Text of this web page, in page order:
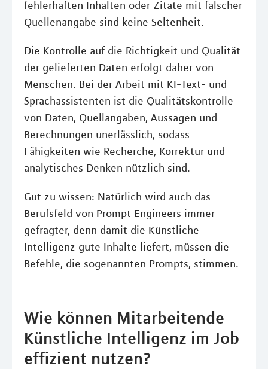
fehlerhaften Inhalten oder Zitate mit falscher
Quellenangabe sind keine Seltenheit.
Die Kontrolle auf die Richtigkeit und Qualität
der gelieferten Daten erfolgt daher von
Menschen. Bei der Arbeit mit KI-Text- und
Sprachassistenten ist die Qualitätskontrolle
von Daten, Quellangaben, Aussagen und
Berechnungen unerlässlich, sodass
Fähigkeiten wie Recherche, Korrektur und
analytisches Denken nützlich sind.
Gut zu wissen: Natürlich wird auch das
Berufsfeld von Prompt Engineers immer
gefragter, denn damit die Künstliche
Intelligenz gute Inhalte liefert, müssen die
Befehle, die sogenannten Prompts, stimmen.
Wie können Mitarbeitende
Künstliche Intelligenz im Job
effizient nutzen?